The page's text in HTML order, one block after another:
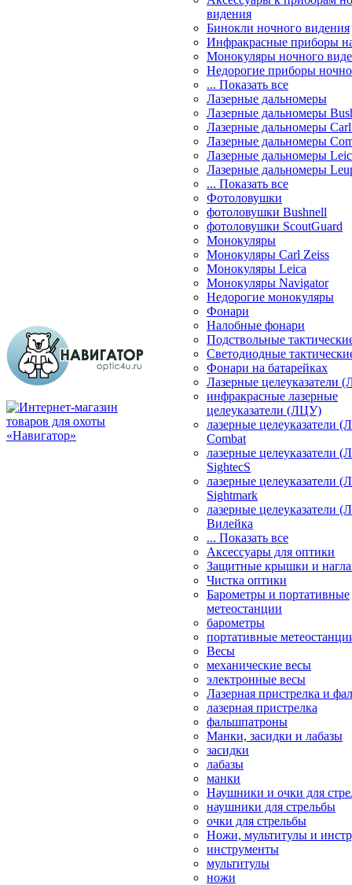
видения
Бинокли ночного видения
Инфракрасные приборы
Монокуляры ночного
Недорогие приборы
... Показать все
Лазерные дальномеры
Лазерные дальномеры
Лазерные дальномеры
Лазерные дальномеры
Лазерные дальномеры
Лазерные дальномеры
... Показать все
Фотоловушки
фотоловушки Bushnell
фотоловушки ScoutGuard
Монокуляры
Монокуляры Carl Zeiss
Монокуляры Leica
Монокуляры Navigator
Недорогие монокуляры
Фонари
Налобные фонари
Подствольные
Светодиодные
Фонари на батарейках
Лазерные целеуказатели
инфракрасные лазерные
целеуказатели (ЛЦУ)
лазерные целеуказатели
Combat
лазерные целеуказатели
SightecS
лазерные целеуказатели
Sightmark
лазерные целеуказатели
Вилейка
... Показать все
Аксессуары для оптики
Защитные крышки и
Чистка оптики
Барометры и портативные
метеостанции
барометры
портативные
Весы
механические весы
электронные весы
Лазерная пристрелка и
лазерная пристрелка
фальшпатроны
Манки, засидки и лабазы
засидки
лабазы
манки
Наушники и очки для
наушники для стрельбы
очки для стрельбы
Ножи, мультитулы и
инструменты
мультитулы
ножи